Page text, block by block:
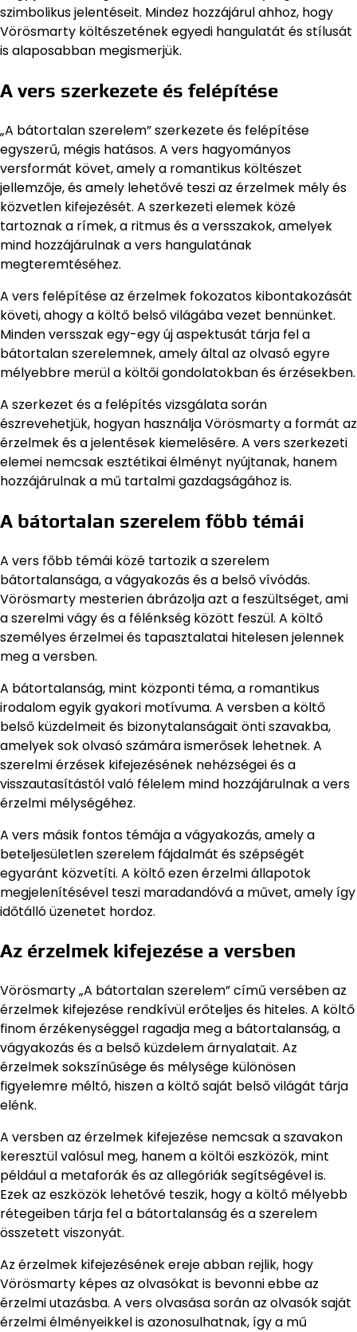
szimbolikus jelentéseit. Mindez hozzájárul ahhoz, hogy
Vörösmarty költészetének egyedi hangulatát és stílusát
is alaposabban megismerjük.
A vers szerkezete és felépítése
„A bátortalan szerelem” szerkezete és felépítése
egyszerű, mégis hatásos. A vers hagyományos
versformát követ, amely a romantikus költészet
jellemzője, és amely lehetővé teszi az érzelmek mély és
közvetlen kifejezését. A szerkezeti elemek közé
tartoznak a rímek, a ritmus és a versszakok, amelyek
mind hozzájárulnak a vers hangulatának
megteremtéséhez.
A vers felépítése az érzelmek fokozatos kibontakozását
követi, ahogy a költő belső világába vezet bennünket.
Minden versszak egy-egy új aspektusát tárja fel a
bátortalan szerelemnek, amely által az olvasó egyre
mélyebbre merül a költői gondolatokban és érzésekben.
A szerkezet és a felépítés vizsgálata során
észrevehetjük, hogyan használja Vörösmarty a formát az
érzelmek és a jelentések kiemelésére. A vers szerkezeti
elemei nemcsak esztétikai élményt nyújtanak, hanem
hozzájárulnak a mű tartalmi gazdagságához is.
A bátortalan szerelem főbb témái
A vers főbb témái közé tartozik a szerelem
bátortalansága, a vágyakozás és a belső vívódás.
Vörösmarty mesterien ábrázolja azt a feszültséget, ami
a szerelmi vágy és a félénkség között feszül. A költő
személyes érzelmei és tapasztalatai hitelesen jelennek
meg a versben.
A bátortalanság, mint központi téma, a romantikus
irodalom egyik gyakori motívuma. A versben a költő
belső küzdelmeit és bizonytalanságait önti szavakba,
amelyek sok olvasó számára ismerősek lehetnek. A
szerelmi érzések kifejezésének nehézségei és a
visszautasítástól való félelem mind hozzájárulnak a vers
érzelmi mélységéhez.
A vers másik fontos témája a vágyakozás, amely a
beteljesületlen szerelem fájdalmát és szépségét
egyaránt közvetíti. A költő ezen érzelmi állapotok
megjelenítésével teszi maradandóvá a művet, amely így
időtálló üzenetet hordoz.
Az érzelmek kifejezése a versben
Vörösmarty „A bátortalan szerelem” című versében az
érzelmek kifejezése rendkívül erőteljes és hiteles. A költő
finom érzékenységgel ragadja meg a bátortalanság, a
vágyakozás és a belső küzdelem árnyalatait. Az
érzelmek sokszínűsége és mélysége különösen
figyelemre méltó, hiszen a költő saját belső világát tárja
elénk.
A versben az érzelmek kifejezése nemcsak a szavakon
keresztül valósul meg, hanem a költői eszközök, mint
például a metaforák és az allegóriák segítségével is.
Ezek az eszközök lehetővé teszik, hogy a költő mélyebb
rétegeiben tárja fel a bátortalanság és a szerelem
összetett viszonyát.
Az érzelmek kifejezésének ereje abban rejlik, hogy
Vörösmarty képes az olvasókat is bevonni ebbe az
érzelmi utazásba. A vers olvasása során az olvasók saját
érzelmi élményeikkel is azonosulhatnak, így a mű